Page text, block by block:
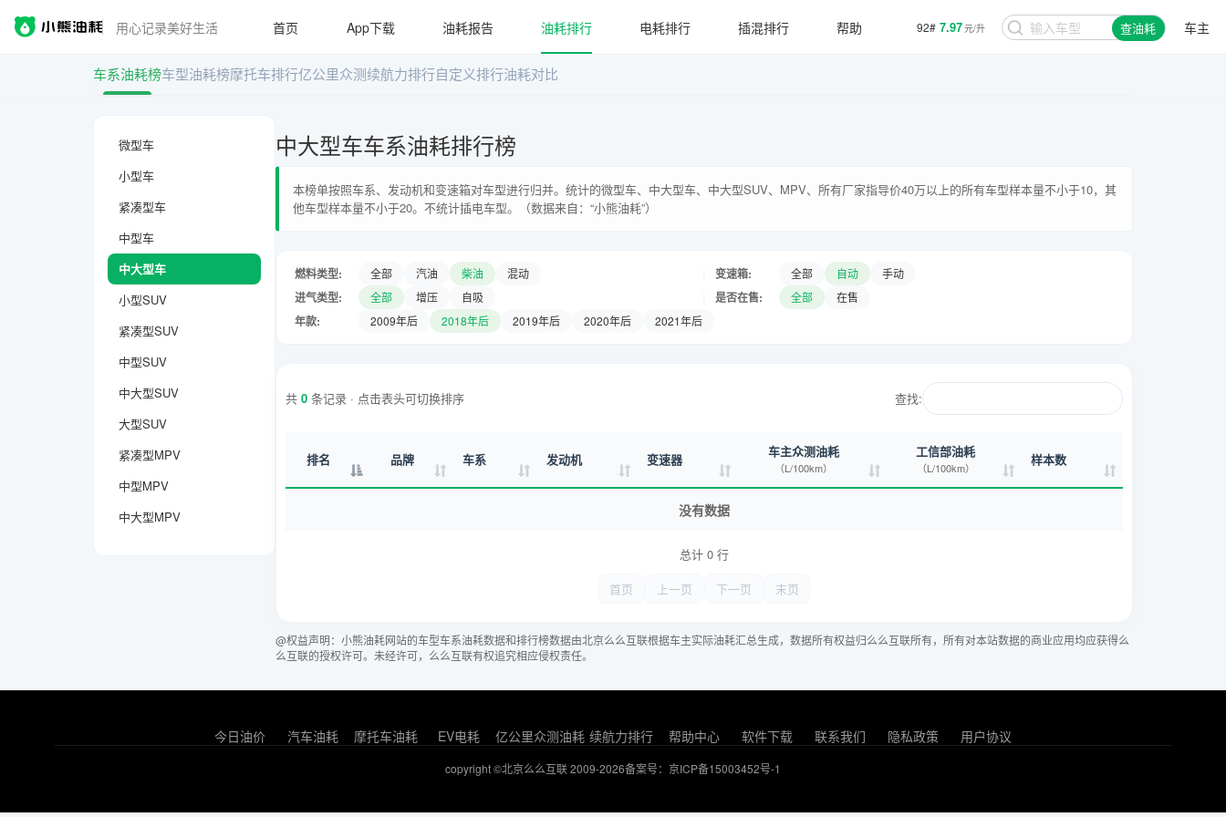
用心记录美好生活 92# 7.97元/升 查油耗 车主
首页 App下载 油耗报告 油耗排行 电耗排行 插混排行 帮助
车系油耗榜车型油耗榜摩托车排行亿公里众测续航力排行自定义排行油耗对比
微型车
小型车
紧凑型车
中型车
中大型车
小型SUV
紧凑型SUV
中型SUV
中大型SUV
大型SUV
紧凑型MPV
中型MPV
中大型MPV
中大型车车系油耗排行榜
本榜单按照车系、发动机和变速箱对车型进行归并。统计的微型车、中大型车、中大型SUV、MPV、所有厂家指导价40万以上的所有车型样本量不小于10，其
他车型样本量不小于20。不统计插电车型。（数据来自：“小熊油耗”）
燃料类型: 全部 汽油 柴油 混动 变速箱: 全部 自动 手动
进气类型: 全部 增压 自吸 是否在售: 全部 在售
年款: 2009年后 2018年后 2019年后 2020年后 2021年后
共 0 条记录 · 点击表头可切换排序 查找:
排名 品牌 车系 发动机 变速器 车主众测油耗
（L/100km）
工信部油耗
（L/100km） 样本数
没有数据
总计 0 行
首页
上一页 下一页 末页
@权益声明：小熊油耗网站的车型车系油耗数据和排行榜数据由北京么么互联根据车主实际油耗汇总生成，数据所有权益归么么互联所有，所有对本站数据的商业应用均应获得么
么互联的授权许可。未经许可，么么互联有权追究相应侵权责任。
今日油价 汽车油耗 摩托车油耗 EV电耗 亿公里众测油耗 续航力排行 帮助中心 软件下载 联系我们 隐私政策 用户协议
copyright ©北京么么互联 2009-2026备案号：京ICP备15003452号-1